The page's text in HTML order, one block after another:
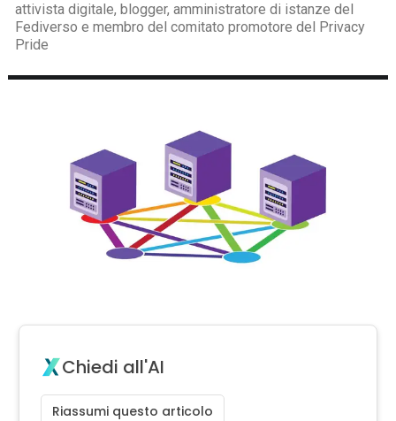
attivista digitale, blogger, amministratore di istanze del
Fediverso e membro del comitato promotore del Privacy
Pride
Chiedi all'AI
Riassumi questo articolo